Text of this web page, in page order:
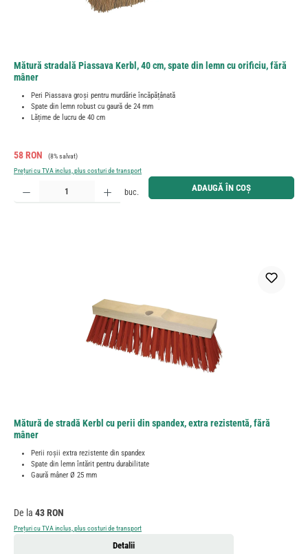
Mătură stradală Piassava Kerbl, 40 cm, spate din lemn cu orificiu, fără
mâner
Peri Piassava groși pentru murdărie încăpățânată
Spate din lemn robust cu gaură de 24 mm
Lățime de lucru de 40 cm
Preț de vânzare:
58 RON Preț obișnuit:
(8% salvat)
Prețuri cu TVA inclus, plus costuri de transport
Cantitate produs: Introduceți cantitatea dorită sau utilizați butoanele pentru a mări sau micșora
buc. ADAUGĂ ÎN COȘ
Mătură de stradă Kerbl cu perii din spandex, extra rezistentă, fără
mâner
Perii roșii extra rezistente din spandex
Spate din lemn întărit pentru durabilitate
Gaură mâner Ø 25 mm
Preț obișnuit:
De la 43 RON
Prețuri cu TVA inclus, plus costuri de transport
Detalii